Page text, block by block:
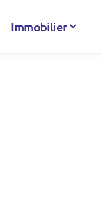
Immobilier